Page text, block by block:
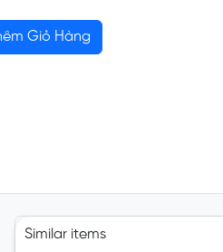
Giỏ Hàng
Similar items